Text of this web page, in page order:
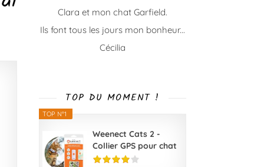
Clara et mon chat Garfield.
Ils font tous les jours mon bonheur...
Cécilia
TOP DU MOMENT !
TOP N°1
Weenect Cats 2 -
Collier GPS pour chat
| Suivi GPS...